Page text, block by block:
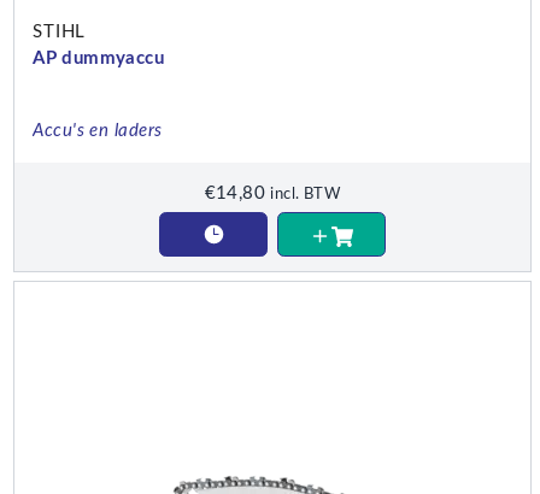
STIHL
AP dummyaccu
Accu's en laders
€14,80 incl. BTW